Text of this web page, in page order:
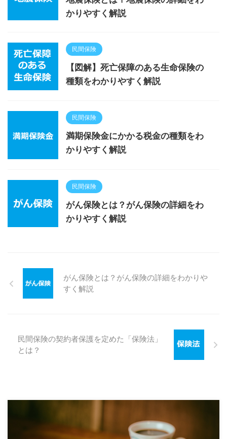
かりやすく解説
民間保険
【図解】死亡保障のある生命保険の
種類をわかりやすく解説
民間保険
満期保険金にかかる税金の種類をわ
かりやすく解説
民間保険
がん保険とは？がん保険の詳細をわ
かりやすく解説
がん保険とは？がん保険の詳細をわかりや
すく解説
民間保険の契約者保護を定めた「保険法」
とは？